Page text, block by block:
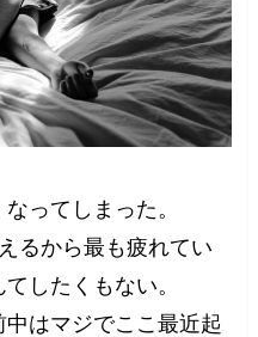
ってしまった。
るから最も疲れてい
したくもない。
はマジでここ最近起